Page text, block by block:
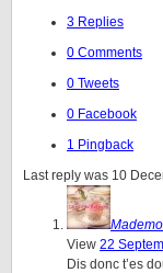
3 Replies
0 Comments
0 Tweets
0 Facebook
1 Pingback
Last reply was 10
View 22
Dis donc t’es